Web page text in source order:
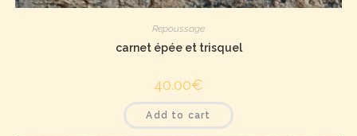
Repoussage
carnet épée et trisquel
40.00€
Add to cart